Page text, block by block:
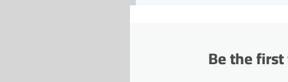
Be the first